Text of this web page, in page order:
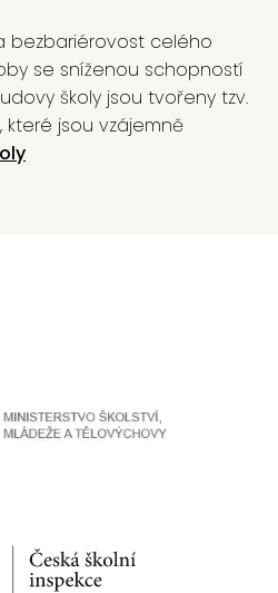
bezbariérovost celého
se sníženou schopností
školy jsou tvořeny tzv.
jsou vzájemně